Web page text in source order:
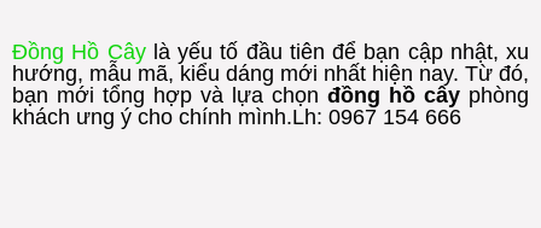
Đồng Hồ Câylà yếu tố đầu tiên để bạn cập nhật, xu
hướng, mẫu mã, kiểu dáng mới nhất hiện nay. Từ đó,
bạn mới tổng hợp và lựa chọn đồng hồ cây phòng
khách ưng ý cho chính mình.Lh: 0967 154 666